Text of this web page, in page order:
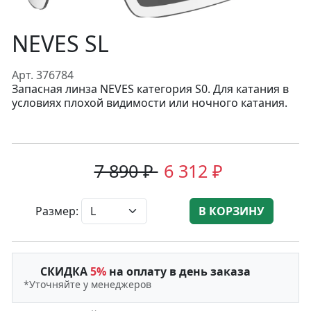
NEVES SL
Арт. 376784
Запасная линза NEVES категория S0. Для катания в
условиях плохой видимости или ночного катания.
7 890 ₽ 6 312 ₽
Размер: В КОРЗИНУ
СКИДКА5% на оплату в день заказа
*Уточняйте у менеджеров